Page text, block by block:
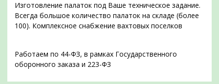
Изготовление палаток под Ваше техническое задание.
Всегда большое количество палаток на складе (более
100). Комплексное снабжение вахтовых поселков
Работаем по 44-ФЗ, в рамках Государственного
оборонного заказа и 223-ФЗ